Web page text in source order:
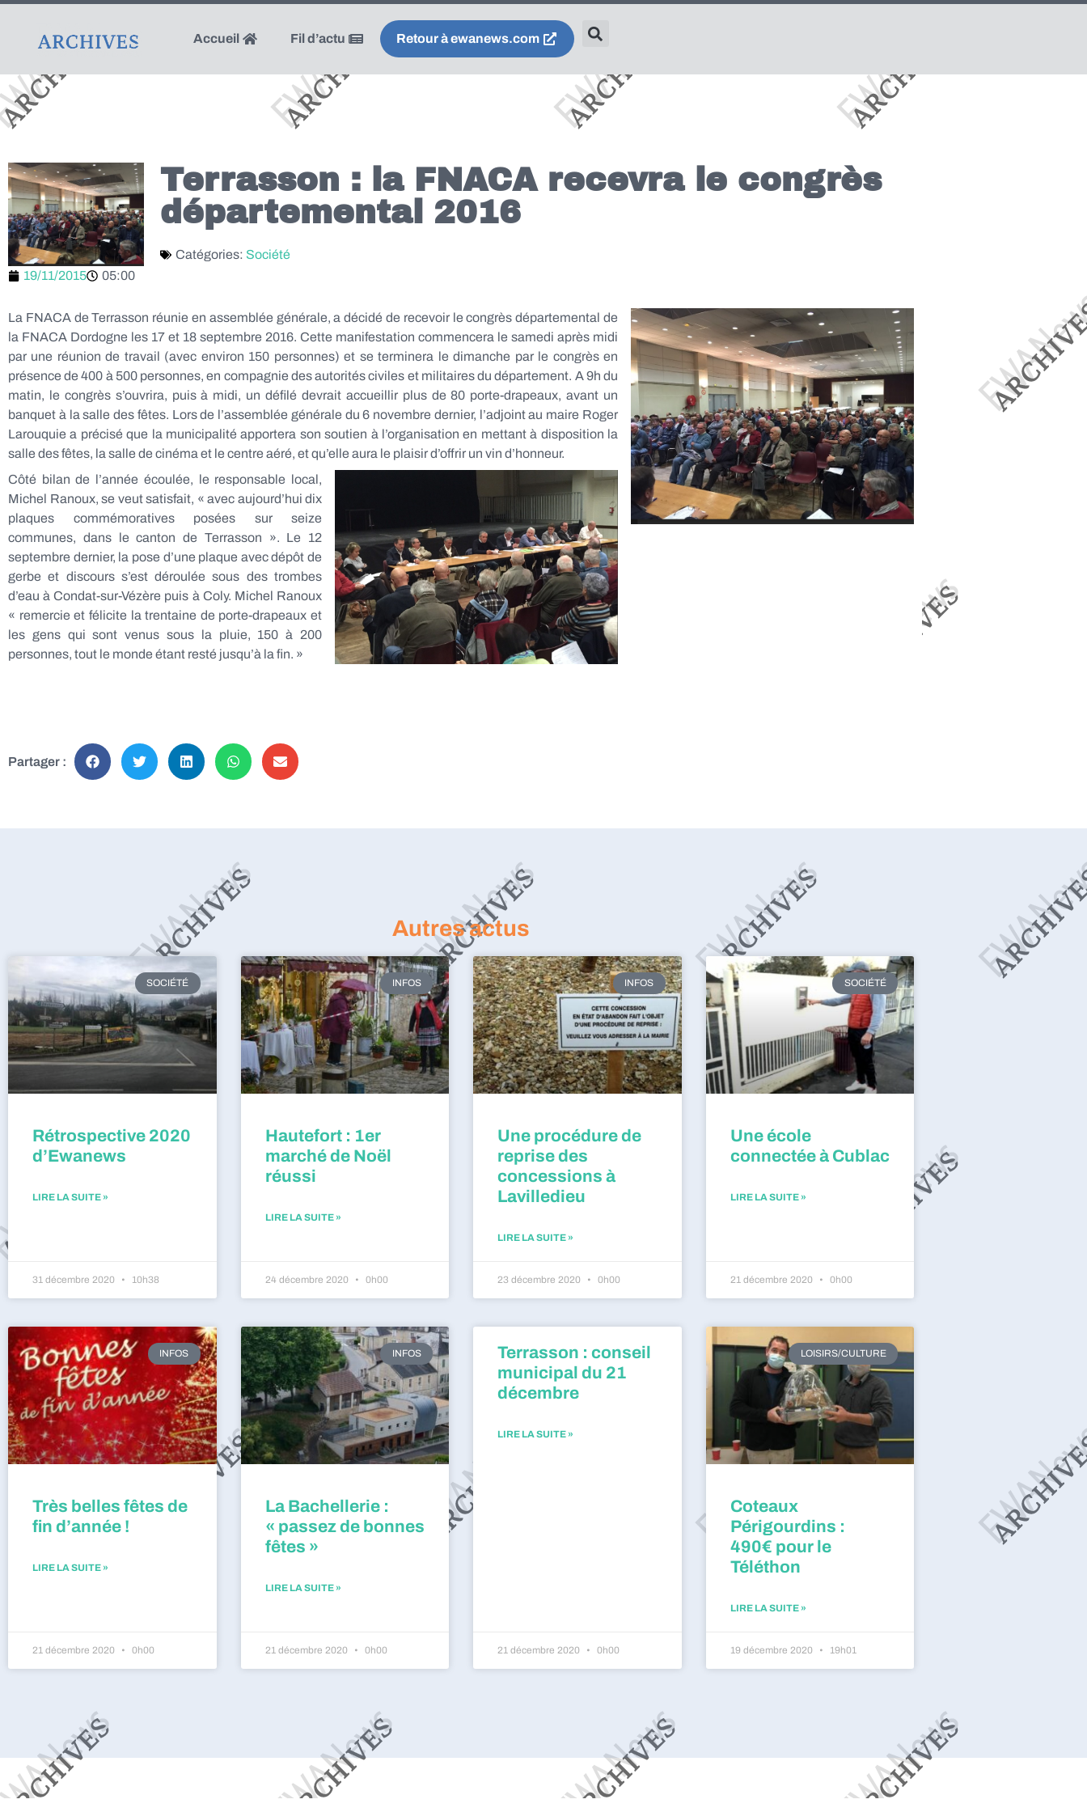
Accueil Fil d’actu Retour à ewanews.com
Terrasson : la FNACA recevra le congrès
départemental 2016
Catégories: Société
19/11/2015
05:00
La FNACA de Terrasson réunie en assemblée générale, a décidé de recevoir le congrès départemental de
la FNACA Dordogne les 17 et 18 septembre 2016. Cette manifestation commencera le samedi après midi
par une réunion de travail (avec environ 150 personnes) et se terminera le dimanche par le congrès en
présence de 400 à 500 personnes, en compagnie des autorités civiles et militaires du département. A 9h du
matin, le congrès s’ouvrira, puis à midi, un défilé devrait accueillir plus de 80 porte-drapeaux, avant un
banquet à la salle des fêtes. Lors de l’assemblée générale du 6 novembre dernier, l’adjoint au maire Roger
Larouquie a précisé que la municipalité apportera son soutien à l’organisation en mettant à disposition la
salle des fêtes, la salle de cinéma et le centre aéré, et qu’elle aura le plaisir d’offrir un vin d’honneur.
Côté bilan de l’année écoulée, le responsable local,
Michel Ranoux, se veut satisfait, « avec aujourd’hui dix
plaques commémoratives posées sur seize
communes, dans le canton de Terrasson ». Le 12
septembre dernier, la pose d’une plaque avec dépôt de
gerbe et discours s’est déroulée sous des trombes
d’eau à Condat-sur-Vézère puis à Coly. Michel Ranoux
« remercie et félicite la trentaine de porte-drapeaux et
les gens qui sont venus sous la pluie, 150 à 200
personnes, tout le monde étant resté jusqu’à la fin. »
Partager :
Autres actus
SOCIÉTÉ
Rétrospective 2020
d’Ewanews
LIRE LA SUITE »
31 décembre 2020 10h38
INFOS
Hautefort : 1er
marché de Noël
réussi
LIRE LA SUITE »
24 décembre 2020 0h00
INFOS
Une procédure de
reprise des
concessions à
Lavilledieu
LIRE LA SUITE »
23 décembre 2020 0h00
SOCIÉTÉ
Une école
connectée à Cublac
LIRE LA SUITE »
21 décembre 2020 0h00
INFOS
Très belles fêtes de
fin d’année !
LIRE LA SUITE »
21 décembre 2020 0h00
INFOS
La Bachellerie :
« passez de bonnes
fêtes »
LIRE LA SUITE »
21 décembre 2020 0h00
Terrasson : conseil
municipal du 21
décembre
LIRE LA SUITE »
21 décembre 2020 0h00
LOISIRS/CULTURE
Coteaux
Périgourdins :
490€ pour le
Téléthon
LIRE LA SUITE »
19 décembre 2020 19h01